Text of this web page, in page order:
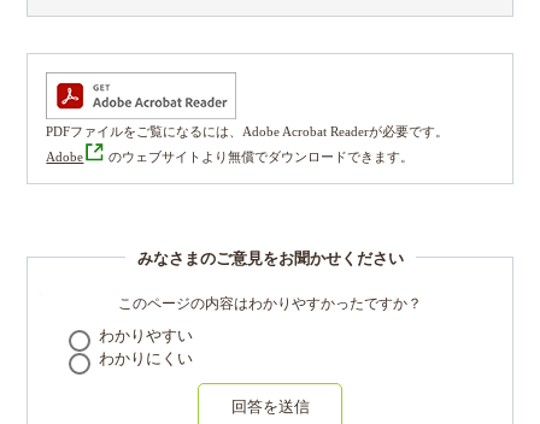
PDFファイルをご覧になるには、Adobe Acrobat Readerが必要です。
Adobe
のウェブサイトより無償でダウンロードできます。
みなさまのご意見をお聞かせください
このページの内容はわかりやすかったですか？
わかりやすい
わかりにくい
回答を送信